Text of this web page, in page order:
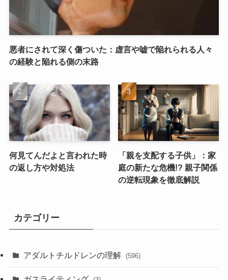
悪者にされて深く傷ついた：虚言や嘘で陥れられる人々
の経験と陥れる側の末路
何見てんだよと言われた時
の返し方や対処法
「親を支配する子供」：家
庭の新たな危機!? 親子関係
の逆転現象を徹底解説
カテゴリー
アダルトチルドレンの理解 (596)